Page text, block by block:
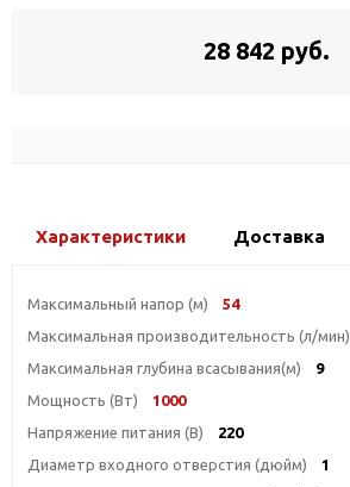
28 842 руб.
Характеристики Доставка
Максимальный напор (м)
54
Максимальная производительность (л/мин)
Максимальная глубина всасывания(м)
9
Мощность (Вт)
1000
Напряжение питания (В)
220
Диаметр входного отверстия (дюйм)
1